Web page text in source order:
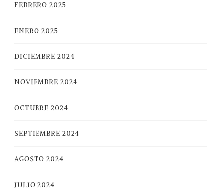
FEBRERO 2025
ENERO 2025
DICIEMBRE 2024
NOVIEMBRE 2024
OCTUBRE 2024
SEPTIEMBRE 2024
AGOSTO 2024
JULIO 2024